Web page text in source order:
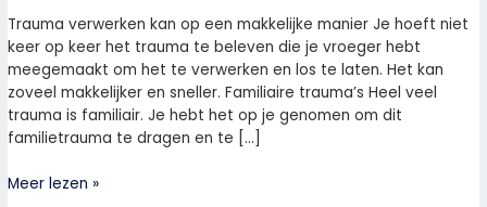
Trauma verwerken kan op een makkelijke manier Je hoeft niet
keer op keer het trauma te beleven die je vroeger hebt
meegemaakt om het te verwerken en los te laten. Het kan
zoveel makkelijker en sneller. Familiaire trauma’s Heel veel
trauma is familiair. Je hebt het op je genomen om dit
familietrauma te dragen en te […]
Meer lezen »